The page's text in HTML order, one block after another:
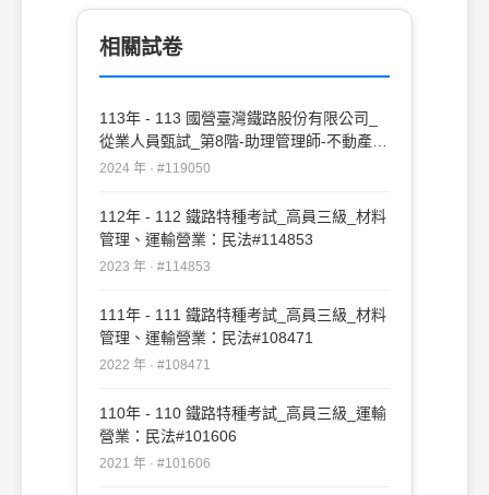
相關試卷
113年 - 113 國營臺灣鐵路股份有限公司_
從業人員甄試_第8階-助理管理師-不動產經
營、法務：民法#119050
2024 年 · #119050
112年 - 112 鐵路特種考試_高員三級_材料
管理、運輸營業：民法#114853
2023 年 · #114853
111年 - 111 鐵路特種考試_高員三級_材料
管理、運輸營業：民法#108471
2022 年 · #108471
110年 - 110 鐵路特種考試_高員三級_運輸
營業：民法#101606
2021 年 · #101606